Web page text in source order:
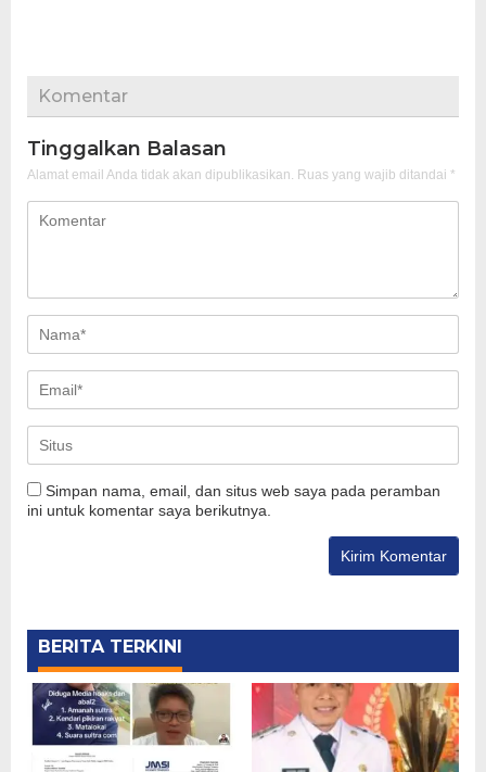
Komentar
Tinggalkan Balasan
Alamat email Anda tidak akan dipublikasikan. Ruas yang wajib ditandai *
Simpan nama, email, dan situs web saya pada peramban
ini untuk komentar saya berikutnya.
BERITA TERKINI